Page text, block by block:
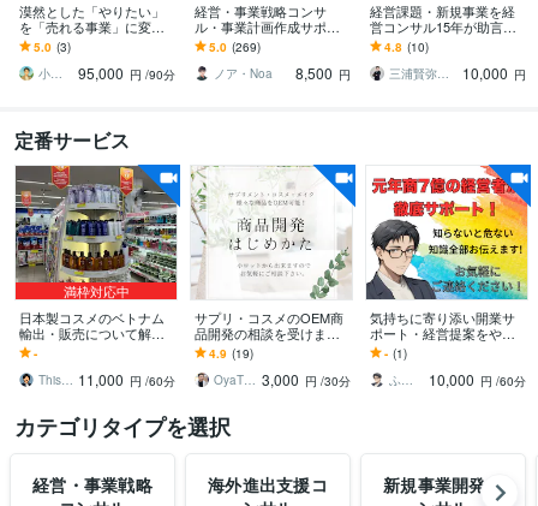
漠然とした「やりたい」
を「売れる事業」に変え
ます 言語化 / ビジネスモ
デル構築｜5回で完成する
商品設計支援
5.0 (3)
小野寺進一
95,000 円 /90分
経営・事業戦略コンサ
ル・事業計画作成サポー
トします 億円超の資金調
達・実績多数 | 経営13年
のプロがサポート
5.0 (269)
ノア・Noa
8,500 円
経営課題・新規事業を経
営コンサル15年が助言し
ます 【無料相談OK】成長
戦略、競合差別化、販売
戦略まで壁打ち
4.8 (10)
三浦賢弥＠経営コンサルタント
10,000 円
定番サービス
満枠対応中
日本製コスメのベトナム
輸出・販売について解説
します ベトナム現地企業
で物流、流通・販売事業
に携わる実務者が解説
-
This is Vietnam編集部 11,000 円 /60分
サプリ・コスメのOEM商
品開発の相談を受けます
個人の対応可。小ロット
から商品化可能です。
4.9 (19)
OyaTSU合同会社 3,000 円 /30分
気持ちに寄り添い開業サ
ポート・経営提案をやり
ます 失敗しない開業準備
と継続経営を経験者が伝
えます！
- (1)
ふんわりこころサポート☘️みちまさ
10,000 円 /60分
カテゴリタイプを選択
経営・事業戦略
海外進出支援コ
新規事業開発コ